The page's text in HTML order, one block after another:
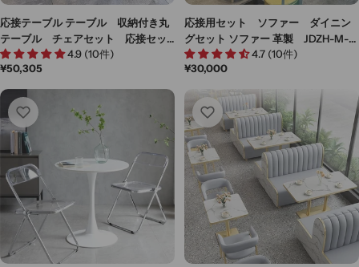
応接テーブル テーブル 収納付き丸
テーブル チェアセット 応接セッ
ト 白テーブル 黒テーブル カラフ
ルチェア JDZH-K-002
4.9 (10件)
通
価
格
¥50,305
応接用セット ソファー ダイニン
グセット ソファー 革製 JDZH-M-
007
4.7 (10件)
通
価
格
¥30,000